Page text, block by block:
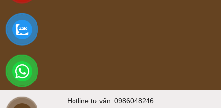
Hotline tư vấn: 0986048246